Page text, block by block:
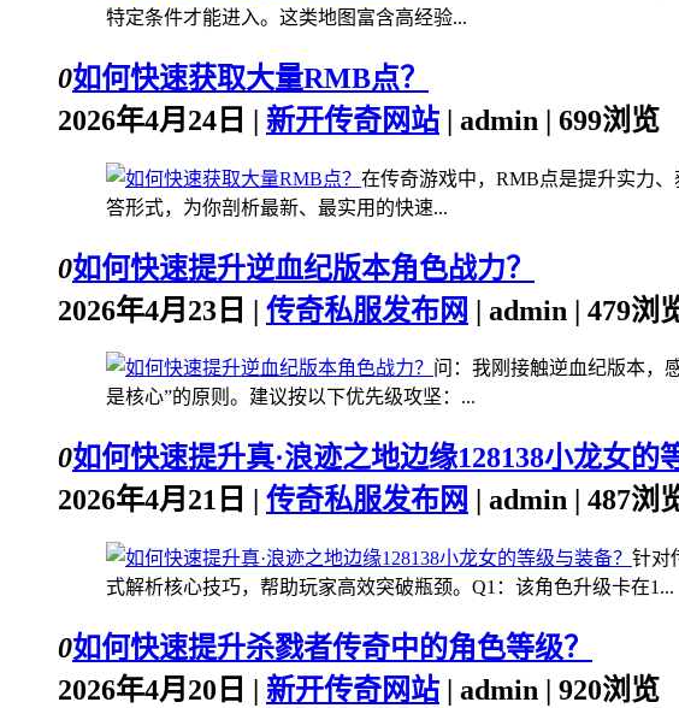
特定条件才能进入。这类地图富含高经验...
0如何快速获取大量RMB点？
2026年4月24日 | 新开传奇网站 | admin | 699浏览
在传奇游戏中，RMB点是提升实力
答形式，为你剖析最新、最实用的快速...
0如何快速提升逆血纪版本角色战力？
2026年4月23日 | 传奇私服发布网 | admin | 479浏
问：我刚接触逆血纪版本，
是核心”的原则。建议按以下优先级攻坚：...
0如何快速提升真·浪迹之地边缘128138小龙女的
2026年4月21日 | 传奇私服发布网 | admin | 487浏
针对
式解析核心技巧，帮助玩家高效突破瓶颈。Q1：该角色升级卡在1...
0如何快速提升杀戮者传奇中的角色等级？
2026年4月20日 | 新开传奇网站 | admin | 920浏览